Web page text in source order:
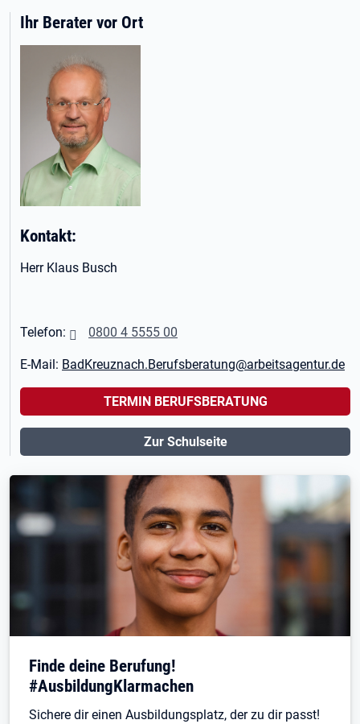
Ihr Berater vor Ort
Kontakt:
Herr Klaus Busch
Telefon: 0800 4 5555 00
E-Mail: BadKreuznach.Berufsberatung@arbeitsagentur.de
TERMIN BERUFSBERATUNG
Zur Schulseite
Finde deine Berufung!
#AusbildungKlarmachen
Sichere dir einen Ausbildungsplatz, der zu dir passt!